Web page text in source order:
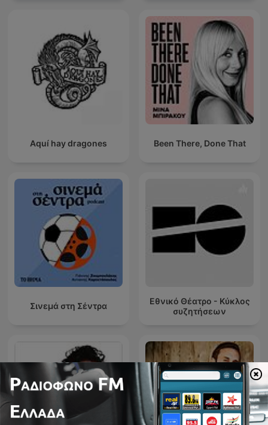
Aquí hay dragones Been There, Done That
Σινεμά στη Σέντρα
Εθνικό Θέατρο - Κύκλος
συζητήσεων